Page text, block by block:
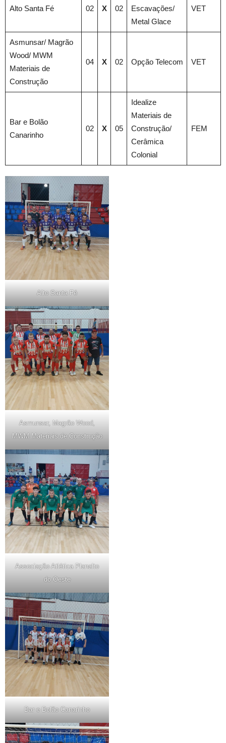
Alto Santa Fé 02 X 02
Escavações/
Metal Glace
VET
Asmunsar/ Magrão
Wood/ MWM
Materiais de
Construção
04 X 02 Opção Telecom VET
Bar e Bolão
Canarinho
02 X 05
Idealize
Materiais de
Construção/
Cerâmica
Colonial
FEM
Alto Santa Fé
Asmunsar, Magrão Wood,
MWM Materiais de Construção
Associação Atlética Planalto
do Oeste
Bar e Bolão Canarinho